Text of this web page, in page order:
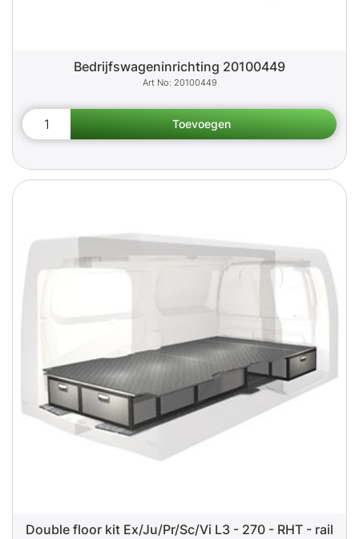
Bedrijfswageninrichting 20100449
20100449
Double floor kit Ex/Ju/Pr/Sc/Vi L3 - 270 - RHT - rail